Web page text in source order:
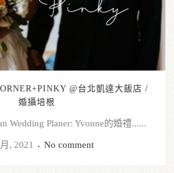
@台北凱達大飯店 /
婚攝培根
Wedding Planer: Yvonne的婚禮......
, 2021 No comment